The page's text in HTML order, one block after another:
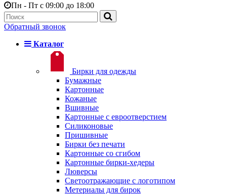
Пн - Пт с 09:00 до 18:00
Обратный звонок
Каталог
Бирки для одежды
Бумажные
Картонные
Кожаные
Вшивные
Картонные с евроотверстием
Силиконовые
Пришивные
Бирки без печати
Картонные со сгибом
Картонные бирки-хедеры
Люверсы
Светоотражающие с логотипом
Метериалы для бирок